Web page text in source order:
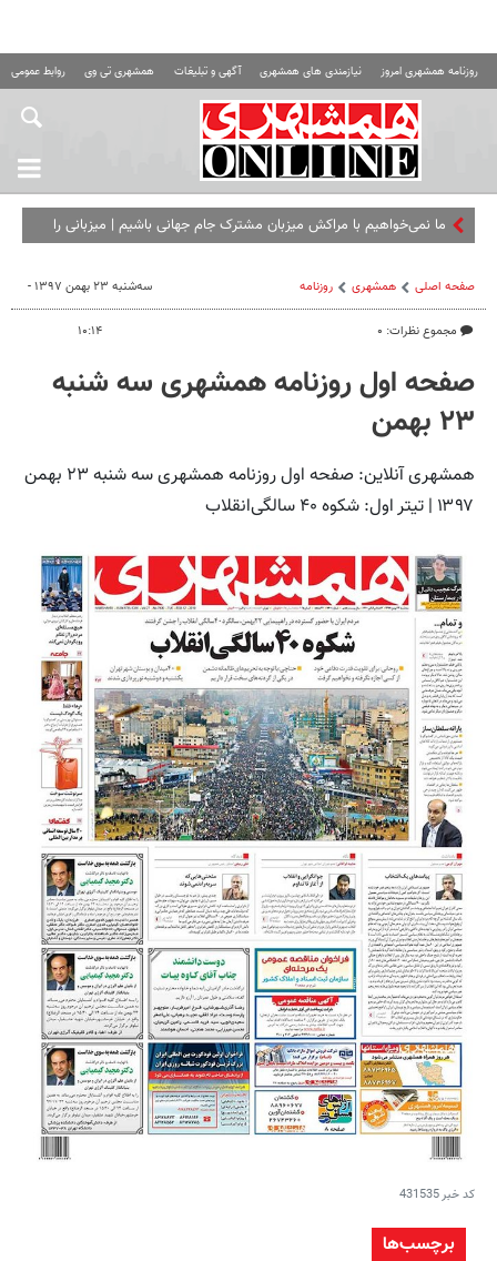
روزنامه همشهری امروز نیازمندی های همشهری آگهی و تبلیغات همشهری تی وی روابط عمومی
ما نمی‌خواهیم با مراکش میزبان مشترک جام جهانی باشیم |‌ میزبانی را
صفحه اصلی همشهری روزنامه
مجموع نظرات: ۰
سه‌شنبه ۲۳ بهمن ۱۳۹۷ -
۱۰:۱۴
صفحه اول روزنامه همشهری سه شنبه
۲۳ بهمن
همشهری آنلاین: صفحه اول روزنامه همشهری سه شنبه ۲۳ بهمن
۱۳۹۷ | تیتر اول: شکوه ۴۰ سالگی‌انقلاب
کد خبر431535
برچسب‌ها